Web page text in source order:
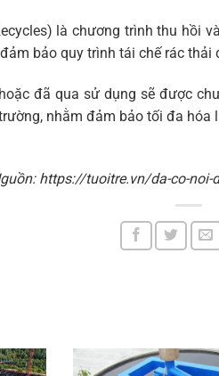
là chương trình thu hồi
bảo quy trình tái chế rác
đã qua sử dụng sẽ được
nhằm đảm bảo tối đa
https://tuoitre.vn/da-co-noi-